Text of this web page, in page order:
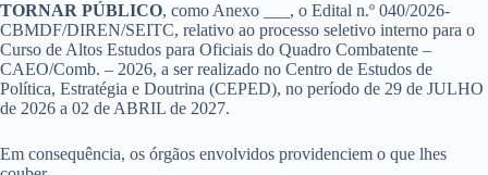
TORNAR PÚBLICO, como Anexo ___, o Edital n.º 040/2026-
CBMDF/DIREN/SEITC, relativo ao processo seletivo interno para o
Curso de Altos Estudos para Oficiais do Quadro Combatente –
CAEO/Comb. – 2026, a ser realizado no Centro de Estudos de
Política, Estratégia e Doutrina (CEPED), no período de 29 de JULHO
de 2026 a 02 de ABRIL de 2027.
Em consequência, os órgãos envolvidos providenciem o que lhes